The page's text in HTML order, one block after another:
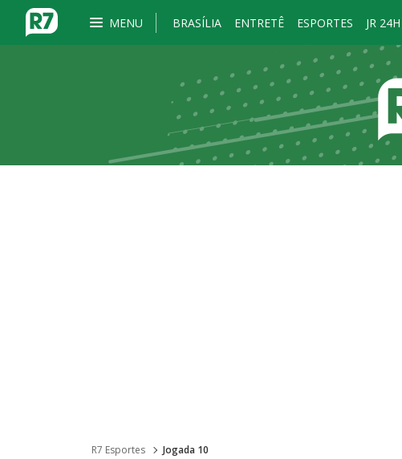
MENU BRASÍLIA ENTRETÊ ESPORTES JR 24H
R7 Esportes Jogada 10